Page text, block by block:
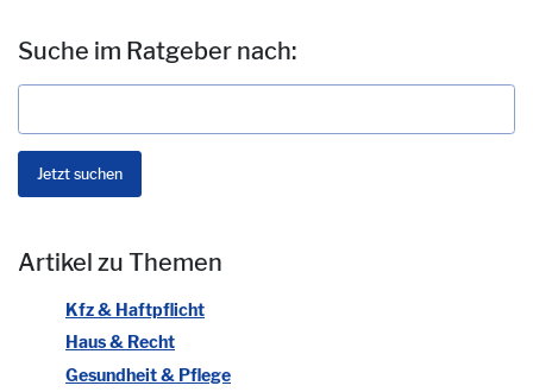
Suche im Ratgeber nach:
Artikel zu Themen
Kfz & Haftpflicht
Haus & Recht
Gesundheit & Pflege